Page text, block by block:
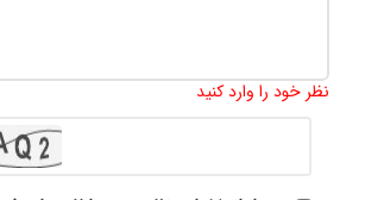
نظر خود را وارد کنید